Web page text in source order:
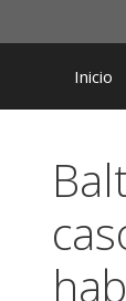
al
contenidoInicio